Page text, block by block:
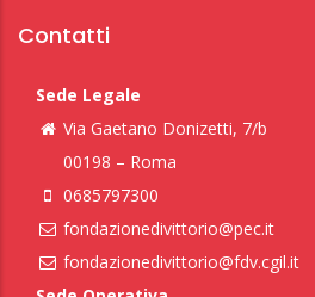
Contatti
Sede Legale
Via Gaetano Donizetti, 7/b
00198 – Roma
0685797300
fondazionedivittorio@pec.it
fondazionedivittorio@fdv.cgil.it